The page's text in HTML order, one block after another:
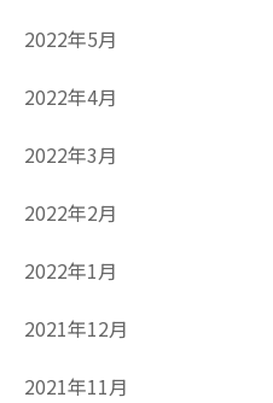
2022年5月
2022年4月
2022年3月
2022年2月
2022年1月
2021年12月
2021年11月